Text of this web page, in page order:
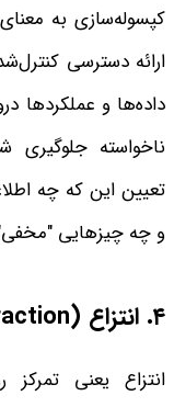
کپسوله‌سازی به
ارائه دسترسی
داده‌ها و عملکردها
ناخواسته جلوگیری
تعیین این که چه
و چه چیزهایی "مخفی"
۴. انتزاع (Abstraction)
انتزاع یعنی